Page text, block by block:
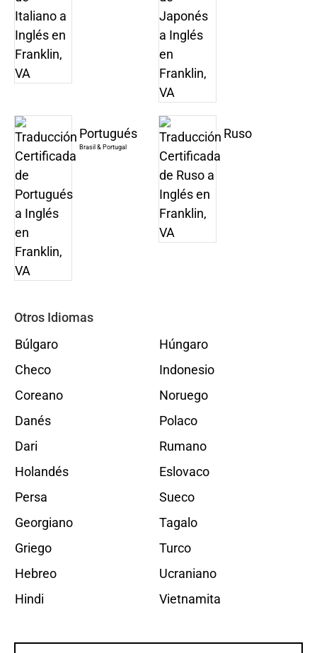
Portugués
Brasil & Portugal
Ruso
Otros Idiomas
Búlgaro
Checo
Coreano
Danés
Dari
Holandés
Persa
Georgiano
Griego
Hebreo
Hindi
Húngaro
Indonesio
Noruego
Polaco
Rumano
Eslovaco
Sueco
Tagalo
Turco
Ucraniano
Vietnamita